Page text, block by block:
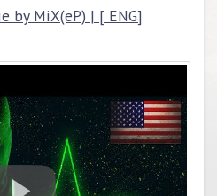
by MiX(eP) | [ ENG]